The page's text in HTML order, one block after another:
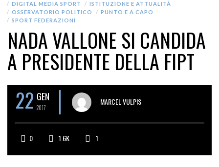
DIGITAL MEDIA SPORT
ISTITUZIONE E ATTUALITÀ
OSSERVATORIO POLITICO
PUNTO E A CAPO
SPORT FEDERAZIONI
NADA VALLONE SI CANDIDA
A PRESIDENTE DELLA FIPT
22 GEN
2017
MARCEL VULPIS
0 1.6K 1